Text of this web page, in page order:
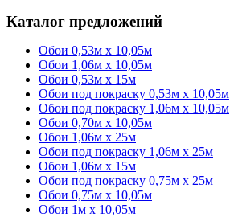
Каталог предложений
Обои 0,53м x 10,05м
Обои 1,06м х 10,05м
Обои 0,53м x 15м
Обои под покраску 0,53м x 10,05м
Обои под покраску 1,06м х 10,05м
Обои 0,70м x 10,05м
Обои 1,06м x 25м
Обои под покраску 1,06м x 25м
Обои 1,06м x 15м
Обои под покраску 0,75м x 25м
Обои 0,75м x 10,05м
Обои 1м х 10,05м